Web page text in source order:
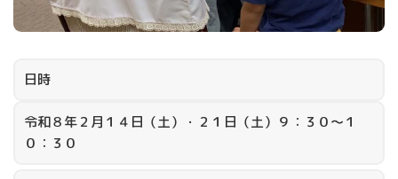
日時
令和８年２月１４日（土）・２１日（土）９：３０～１
０：３０